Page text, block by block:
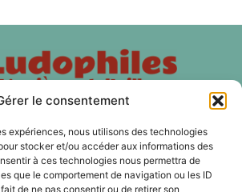
le consentement
expériences, nous utilisons des technologies
stocker et/ou accéder aux informations des
à ces technologies nous permettra de
que le comportement de navigation ou les ID
de ne pas consentir ou de retirer son
À PROPOS
et d'ailleurs est une association